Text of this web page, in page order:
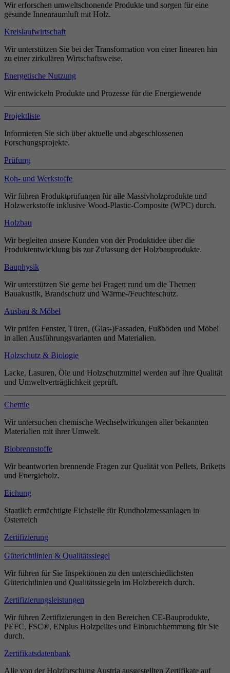
Wir erforschen umweltschonende Produkte und sorgen für eine
gesunde Innenraumluft mit Holz.
Kreislaufwirtschaft
Wir unterstützen Sie bei der Transformation von einer linearen hin
zu einer zirkulären Wirtschaftsweise.
Energetische Nutzung
Wir entwickeln Produkte und Prozesse für die Energiewende
Projektliste
Informieren Sie sich über aktuelle und abgeschlossenen
Forschungsprojekte.
Prüfung
Roh- und Werkstoffe
Wir führen Produktprüfungen für alle Massivholzprodukte und
Holzwerkstoffe inklusive Wood-Plastic-Composite (WPC) durch.
Holzbau
Wir begleiten unsere Kunden von der Produktidee über die
Produktentwicklung bis zur Zulassung der Holzbauprodukte.
Bauphysik
Wir unterstützen Sie gerne bei Fragen rund um die Themen
Bauakustik, Brandschutz und Wärme-/Feuchteschutz.
Ausbau & Möbel
Wir prüfen Fenster, Türen, (Glas-)Fassaden, Fußböden und Möbel
in allen Ausführungsvarianten und Materialien.
Holzschutz & Biologie
Lacke, Lasuren, Öle und Holzschutzmittel werden auf Ihre Qualität
und Umweltverträglichkeit geprüft.
Chemie
Wir untersuchen chemische Wechselwirkungen aller bekannten
Materialien mit ihrer Umwelt.
Biobrennstoffe
Wir beantworten brennende Fragen zur Qualität von Pellets, Briketts
und Energieholz.
Eichung
Staatlich ermächtigte Eichstelle für Rundholzmessanlagen in
Österreich
Zertifizierung
Güterichtlinien & Qualitätssiegel
Wir führen für Sie Inspektionen zu den unterschiedlichsten
Güterichtlinien und Qualitätssiegeln im Holzbereich durch.
Zertifizierungsleistungen
Wir führen Zertifizierungen in den Bereichen CE-Bauprodukte,
PEFC, FSC®, ENplus Holzpelltes und Einbruchhemmung für Sie
durch.
Zertifikatsdatenbank
Alle von der Holzforschung Austria ausgestellten Zertifikate auf